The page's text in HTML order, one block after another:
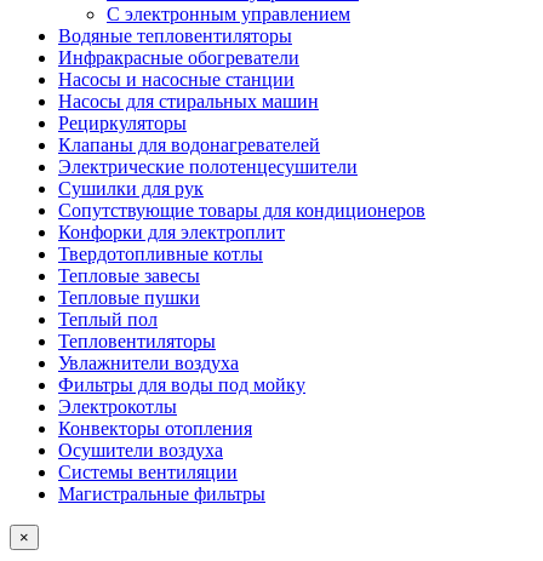
С электронным управлением
Водяные тепловентиляторы
Инфракрасные обогреватели
Насосы и насосные станции
Насосы для стиральных машин
Рециркуляторы
Клапаны для водонагревателей
Электрические полотенцесушители
Сушилки для рук
Сопутствующие товары для кондиционеров
Конфорки для электроплит
Твердотопливные котлы
Тепловые завесы
Тепловые пушки
Теплый пол
Тепловентиляторы
Увлажнители воздуха
Фильтры для воды под мойку
Электрокотлы
Конвекторы отопления
Осушители воздуха
Системы вентиляции
Магистральные фильтры
×